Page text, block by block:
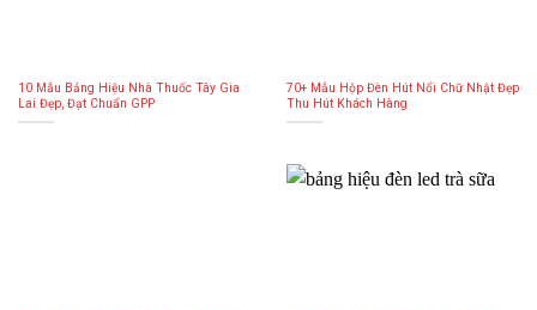
10 Mẫu Bảng Hiệu Nhà Thuốc Tây Gia
Lai Đẹp, Đạt Chuẩn GPP
70+ Mẫu Hộp Đèn Hút Nổi Chữ Nhật Đẹp
Thu Hút Khách Hàng